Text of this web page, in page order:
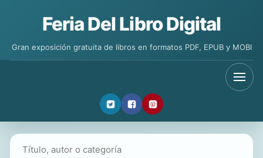
Feria Del Libro Digital
Gran exposición gratuita de libros en formatos PDF, EPUB y MOBI